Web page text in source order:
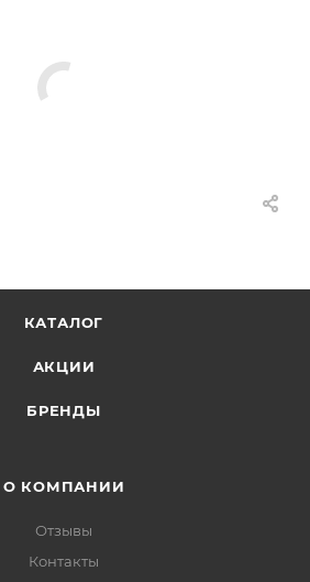
КАТАЛОГ
АКЦИИ
БРЕНДЫ
О КОМПАНИИ
Отзывы
Контакты